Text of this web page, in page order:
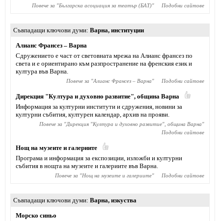
Повече за "Българска асоциация за театър (БАТ)" Подобни сайтове
Съвпадащи ключови думи Варна, институции
Алианс Франсез – Варна
Сдружението е част от световната мрежа на Алианс франсез по
света и е ориентирано към разпространение на френския език и
култура във Варна.
Повече за "Алианс Франсез – Варна" Подобни сайтове
Дирекция "Култура и духовно развитие", община Варна
Информация за културни институти и сдружения, новини за
културни събития, културен календар, архив на прояви.
Повече за "Дирекция "Култура и духовно развитие", община Варна"
Подобни сайтове
Нощ на музеите и галериите
Програма и информация за експозиции, изложби и културни
събития в нощта на музеите и галериите във Варна.
Повече за "Нощ на музеите и галериите" Подобни сайтове
Съвпадащи ключови думи Варна, изкуства
Морско синьо